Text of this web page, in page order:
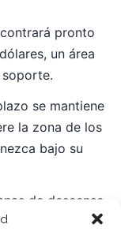
pronto
un área
se mantiene
la zona de los
bajo su
de descenso,
por encima